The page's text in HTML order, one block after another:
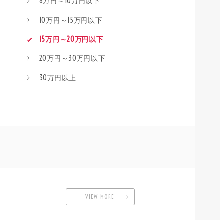
10万円～15万円以下
15万円～20万円以下
20万円～30万円以下
30万円以上
VIEW MORE